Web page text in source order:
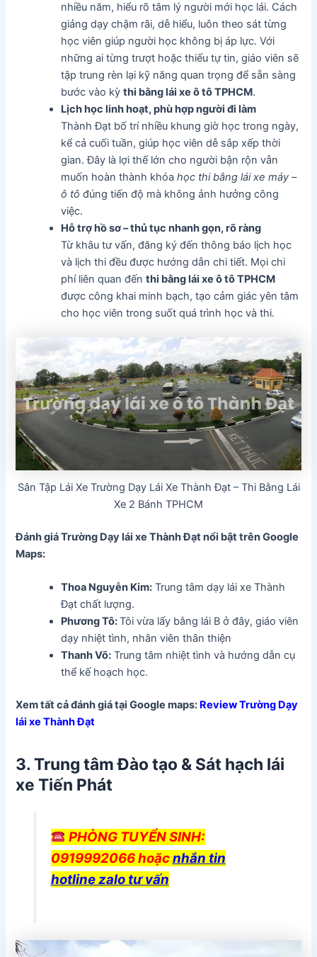
nhiều năm, hiểu rõ tâm lý người mới học lái. Cách
giảng dạy chậm rãi, dễ hiểu, luôn theo sát từng
học viên giúp người học không bị áp lực. Với
những ai từng trượt hoặc thiếu tự tin, giáo viên sẽ
tập trung rèn lại kỹ năng quan trọng để sẵn sàng
bước vào kỳthi bằng lái xe ô tô TPHCM.
Lịch học linh hoạt, phù hợp người đi làm
Thành Đạt bố trí nhiều khung giờ học trong ngày,
kể cả cuối tuần, giúp học viên dễ sắp xếp thời
gian. Đây là lợi thế lớn cho người bận rộn vẫn
muốn hoàn thành khóahọc thi bằng lái xe máy –
ô tô đúng tiến độ mà không ảnh hưởng công
việc.
Hỗ trợ hồ sơ – thủ tục nhanh gọn, rõ ràng
Từ khâu tư vấn, đăng ký đến thông báo lịch học
và lịch thi đều được hướng dẫn chi tiết. Mọi chi
phí liên quan đếnthi bằng lái xe ô tô TPHCM
được công khai minh bạch, tạo cảm giác yên tâm
cho học viên trong suốt quá trình học và thi.
Sân Tập Lái Xe Trường Dạy Lái Xe Thành Đạt – Thi Bằng Lái
Xe 2 Bánh TPHCM
Đánh giá Trường Dạy lái xe Thành Đạtnổi bật trên Google
Maps:
Thoa Nguyễn Kim: Trung tâm dạy lái xe Thành
Đạt chất lượng.
Phương Tô:Tôi vừa lấy bằng lái B ở đây, giáo viên
dạy nhiệt tình, nhân viên thân thiện
Thanh Võ: Trung tâm nhiệt tình và hướng dẫn cụ
thể kế hoạch học.
Xem tất cả đánh giá tại Google maps: Review Trường Dạy
lái xe Thành Đạt
3.Trung tâm Đào tạo & Sát hạch lái
xe Tiến Phát
PHÒNG TUYỂN SINH:
0919992066 hoặcnhắn tin
hotline zalo tư vấn